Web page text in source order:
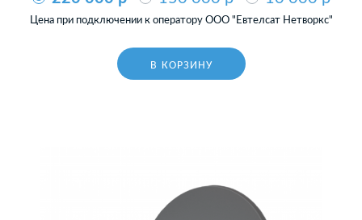
Цена при подключении к оператору ООО "Евтелсат Нетворкс"
В КОРЗИНУ